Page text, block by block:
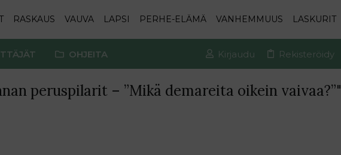
RASKAUS VAUVA LAPSI PERHE-ELÄMÄ VANHEMMUUS LASKURIT
OHJEITA Kirjaudu Rekisteröidy
peruspilarit – ”Mikä demareita oikein vaivaa?”"